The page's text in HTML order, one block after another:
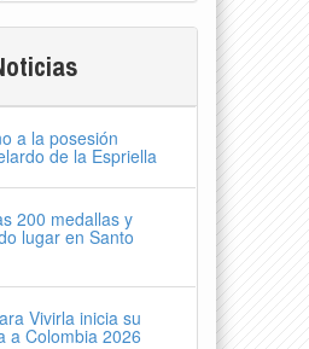
a la posesión
de la Espriella
200 medallas y
lugar en Santo
Vivirla inicia su
a Colombia 2026